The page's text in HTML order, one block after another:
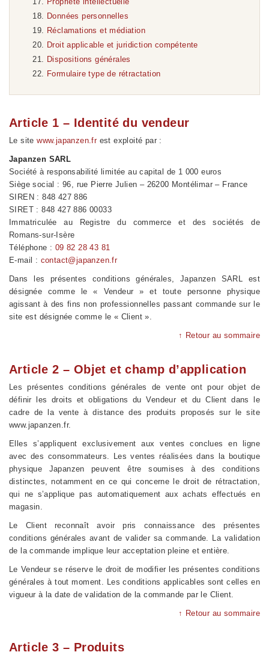
Données personnelles
Réclamations et médiation
Droit applicable et juridiction compétente
Dispositions générales
Formulaire type de rétractation
Article 1 – Identité du vendeur
Le sitewww.japanzen.frest exploité par :
Japanzen SARL
Société à responsabilité limitée au capital de 1 000 euros
Siège social : 96, rue Pierre Julien – 26200 Montélimar – France
SIREN : 848 427 886
SIRET : 848 427 886 00033
Immatriculée au Registre du commerce et des sociétés de
Romans-sur-Isère
Téléphone : 09 82 28 43 81
E-mail : contact@japanzen.fr
Dans les présentes conditions générales, Japanzen SARL est
désignée comme le « Vendeur » et toute personne physique
agissant à des fins non professionnelles passant commande sur le
site est désignée comme le « Client ».
↑ Retour au sommaire
Article 2 – Objet et champ d’application
Les présentes conditions générales de vente ont pour objet de
définir les droits et obligations du Vendeur et du Client dans le
cadre de la vente à distance des produits proposés sur le site
www.japanzen.fr.
Elles s’appliquent exclusivement aux ventes conclues en ligne
avec des consommateurs. Les ventes réalisées dans la boutique
physique Japanzen peuvent être soumises à des conditions
distinctes, notamment en ce qui concerne le droit de rétractation,
qui ne s’applique pas automatiquement aux achats effectués en
magasin.
Le Client reconnaît avoir pris connaissance des présentes
conditions générales avant de valider sa commande. La validation
de la commande implique leur acceptation pleine et entière.
Le Vendeur se réserve le droit de modifier les présentes conditions
générales à tout moment. Les conditions applicables sont celles en
vigueur à la date de validation de la commande par le Client.
↑ Retour au sommaire
Article 3 – Produits